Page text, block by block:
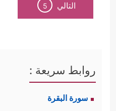
التالي 5
روابط سريعة :
سورة البقرة